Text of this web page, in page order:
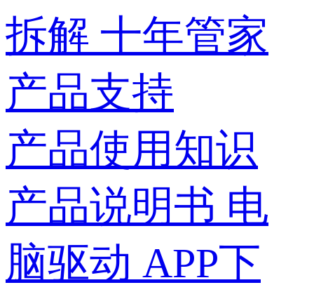
拆解 十年管家
产品支持
产品使用知识
产品说明书 电
脑驱动 APP下